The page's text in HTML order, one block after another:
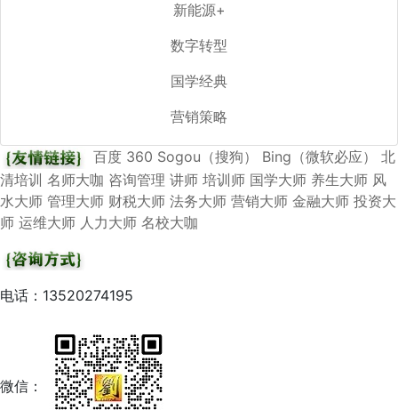
新能源+
数字转型
国学经典
营销策略
百度 360 Sogou（搜狗） Bing（微软必应）
北
清培训 名师大咖 咨询管理 讲师 培训师 国学大师 养生大师 风
水大师 管理大师 财税大师 法务大师 营销大师 金融大师 投资大
师 运维大师 人力大师 名校大咖
电话：13520274195
微信：